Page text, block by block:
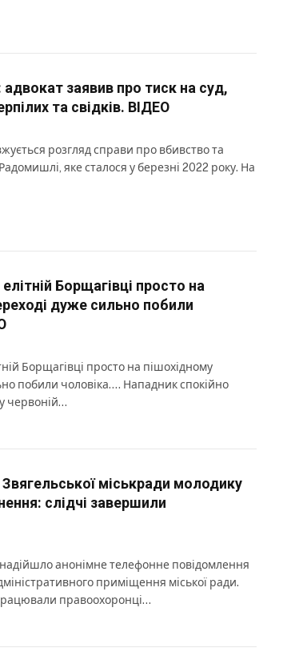
адвокат заявив про тиск на суд,
та свідків. ВІДЕО
розгляд справи про вбивство та
яке сталося у березні 2022 року. На
Борщагівці просто на
дуже сильно побили
Борщагівці просто на пішохідному
побили чоловіка…. Нападник спокійно
у червоній…
Звягельської міськради молодику
слідчі завершили
надійшло анонімне телефонне повідомлення
приміщення міської ради.
правоохоронці…